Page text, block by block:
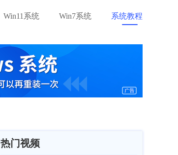
Win11系统 Win7系统 系统教程
热门视频